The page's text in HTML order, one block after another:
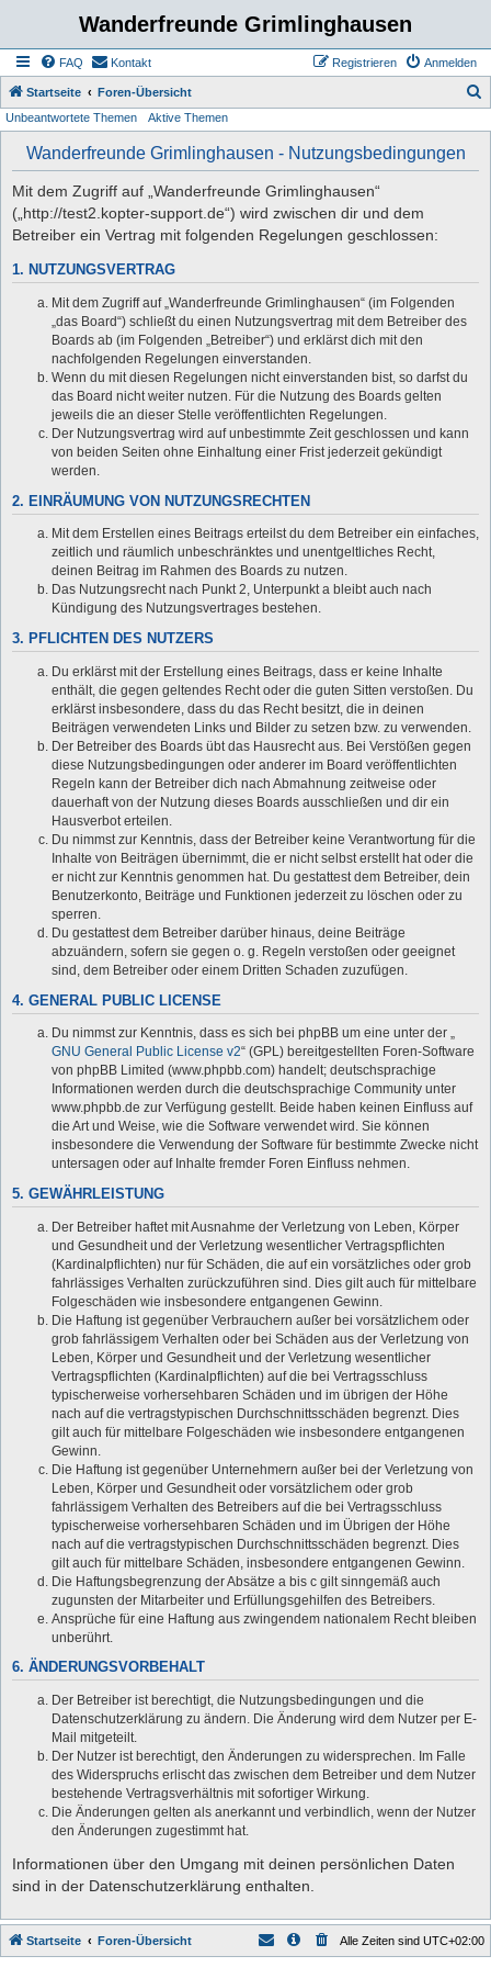
Wanderfreunde Grimlinghausen
FAQ Kontakt Anmelden
Registrieren
Startseite Foren-Übersicht
Unbeantwortete Themen Aktive Themen
Wanderfreunde Grimlinghausen - Nutzungsbedingungen
Mit dem Zugriff auf „Wanderfreunde Grimlinghausen“
(„http://test2.kopter-support.de“) wird zwischen dir und dem
Betreiber ein Vertrag mit folgenden Regelungen geschlossen:
1. NUTZUNGSVERTRAG
Mit dem Zugriff auf „Wanderfreunde Grimlinghausen“ (im Folgenden
„das Board“) schließt du einen Nutzungsvertrag mit dem Betreiber des
Boards ab (im Folgenden „Betreiber“) und erklärst dich mit den
nachfolgenden Regelungen einverstanden.
Wenn du mit diesen Regelungen nicht einverstanden bist, so darfst du
das Board nicht weiter nutzen. Für die Nutzung des Boards gelten
jeweils die an dieser Stelle veröffentlichten Regelungen.
Der Nutzungsvertrag wird auf unbestimmte Zeit geschlossen und kann
von beiden Seiten ohne Einhaltung einer Frist jederzeit gekündigt
werden.
2. EINRÄUMUNG VON NUTZUNGSRECHTEN
Mit dem Erstellen eines Beitrags erteilst du dem Betreiber ein einfaches,
zeitlich und räumlich unbeschränktes und unentgeltliches Recht,
deinen Beitrag im Rahmen des Boards zu nutzen.
Das Nutzungsrecht nach Punkt 2, Unterpunkt a bleibt auch nach
Kündigung des Nutzungsvertrages bestehen.
3. PFLICHTEN DES NUTZERS
Du erklärst mit der Erstellung eines Beitrags, dass er keine Inhalte
enthält, die gegen geltendes Recht oder die guten Sitten verstoßen. Du
erklärst insbesondere, dass du das Recht besitzt, die in deinen
Beiträgen verwendeten Links und Bilder zu setzen bzw. zu verwenden.
Der Betreiber des Boards übt das Hausrecht aus. Bei Verstößen gegen
diese Nutzungsbedingungen oder anderer im Board veröffentlichten
Regeln kann der Betreiber dich nach Abmahnung zeitweise oder
dauerhaft von der Nutzung dieses Boards ausschließen und dir ein
Hausverbot erteilen.
Du nimmst zur Kenntnis, dass der Betreiber keine Verantwortung für die
Inhalte von Beiträgen übernimmt, die er nicht selbst erstellt hat oder die
er nicht zur Kenntnis genommen hat. Du gestattest dem Betreiber, dein
Benutzerkonto, Beiträge und Funktionen jederzeit zu löschen oder zu
sperren.
Du gestattest dem Betreiber darüber hinaus, deine Beiträge
abzuändern, sofern sie gegen o. g. Regeln verstoßen oder geeignet
sind, dem Betreiber oder einem Dritten Schaden zuzufügen.
4. GENERAL PUBLIC LICENSE
Du nimmst zur Kenntnis, dass es sich bei phpBB um eine unter der „
GNU General Public License v2“ (GPL) bereitgestellten Foren-Software
von phpBB Limited (www.phpbb.com) handelt; deutschsprachige
Informationen werden durch die deutschsprachige Community unter
www.phpbb.de zur Verfügung gestellt. Beide haben keinen Einfluss auf
die Art und Weise, wie die Software verwendet wird. Sie können
insbesondere die Verwendung der Software für bestimmte Zwecke nicht
untersagen oder auf Inhalte fremder Foren Einfluss nehmen.
5. GEWÄHRLEISTUNG
Der Betreiber haftet mit Ausnahme der Verletzung von Leben, Körper
und Gesundheit und der Verletzung wesentlicher Vertragspflichten
(Kardinalpflichten) nur für Schäden, die auf ein vorsätzliches oder grob
fahrlässiges Verhalten zurückzuführen sind. Dies gilt auch für mittelbare
Folgeschäden wie insbesondere entgangenen Gewinn.
Die Haftung ist gegenüber Verbrauchern außer bei vorsätzlichem oder
grob fahrlässigem Verhalten oder bei Schäden aus der Verletzung von
Leben, Körper und Gesundheit und der Verletzung wesentlicher
Vertragspflichten (Kardinalpflichten) auf die bei Vertragsschluss
typischerweise vorhersehbaren Schäden und im übrigen der Höhe
nach auf die vertragstypischen Durchschnittsschäden begrenzt. Dies
gilt auch für mittelbare Folgeschäden wie insbesondere entgangenen
Gewinn.
Die Haftung ist gegenüber Unternehmern außer bei der Verletzung von
Leben, Körper und Gesundheit oder vorsätzlichem oder grob
fahrlässigem Verhalten des Betreibers auf die bei Vertragsschluss
typischerweise vorhersehbaren Schäden und im Übrigen der Höhe
nach auf die vertragstypischen Durchschnittsschäden begrenzt. Dies
gilt auch für mittelbare Schäden, insbesondere entgangenen Gewinn.
Die Haftungsbegrenzung der Absätze a bis c gilt sinngemäß auch
zugunsten der Mitarbeiter und Erfüllungsgehilfen des Betreibers.
Ansprüche für eine Haftung aus zwingendem nationalem Recht bleiben
unberührt.
6. ÄNDERUNGSVORBEHALT
Der Betreiber ist berechtigt, die Nutzungsbedingungen und die
Datenschutzerklärung zu ändern. Die Änderung wird dem Nutzer per E-
Mail mitgeteilt.
Der Nutzer ist berechtigt, den Änderungen zu widersprechen. Im Falle
des Widerspruchs erlischt das zwischen dem Betreiber und dem Nutzer
bestehende Vertragsverhältnis mit sofortiger Wirkung.
Die Änderungen gelten als anerkannt und verbindlich, wenn der Nutzer
den Änderungen zugestimmt hat.
Informationen über den Umgang mit deinen persönlichen Daten
sind in der Datenschutzerklärung enthalten.
Startseite Foren-Übersicht Alle Zeiten sind UTC+02:00